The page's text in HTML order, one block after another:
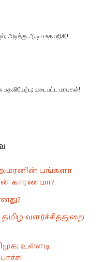
அடித்து ஆடிய உதயநிதி!
உடைபட்ட மரபுகள்!
பங்களா
காரணமா?
தமிழ் வளர்ச்சித்துறை
உள்ளடி